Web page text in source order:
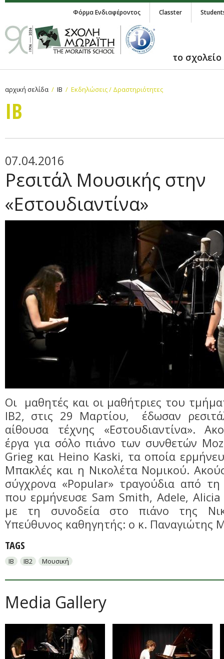
Φόρμα Ενδιαφέροντος Classter
το σχολείο
αρχική σελίδα IB Εκδηλώσεις / Δραστηριότητες
IB
07.04.2016
Ρεσιτάλ Μουσικής στην
«Εστουδιαντίνα»
Οι μαθητές και οι μαθήτριες του
IΒ2, στις 29 Μαρτίου, έδωσαν
αίθουσα τέχνης «Εστουδιαντίνα».
έργα για σόλο πιάνο των συνθετών
Grieg και Heino Kaski, τα οποία
Μπακλές και η Νικολέτα Νομικού.
σύγχρονα «Popular» τραγούδια από
που ερμήνευσε Sam Smith, Adele, Alicia
με τη συνοδεία στο πιάνο της
Υπεύθυνος καθηγητής: ο κ. Παναγιώτης
TAGS
IB IB2 Μουσική
Media Gallery